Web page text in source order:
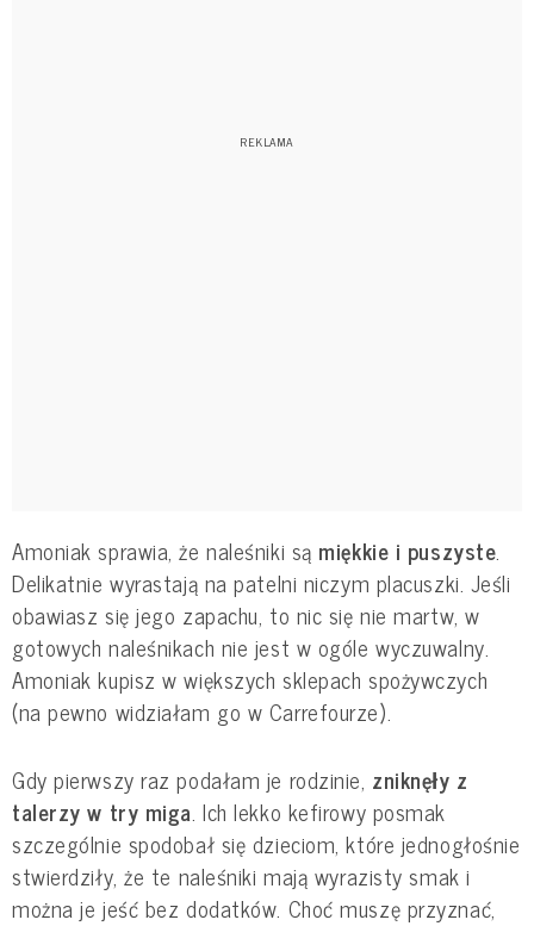
Amoniak sprawia, że naleśniki są miękkie i puszyste.
Delikatnie wyrastają na patelni niczym placuszki. Jeśli
obawiasz się jego zapachu, to nic się nie martw, w
gotowych naleśnikach nie jest w ogóle wyczuwalny.
Amoniak kupisz w większych sklepach spożywczych
(na pewno widziałam go w Carrefourze).
Gdy pierwszy raz podałam je rodzinie, zniknęły z
talerzy w try miga. Ich lekko kefirowy posmak
szczególnie spodobał się dzieciom, które jednogłośnie
stwierdziły, że te naleśniki mają wyrazisty smak i
można je jeść bez dodatków. Choć muszę przyznać,